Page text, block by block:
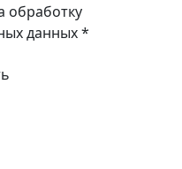
обработку
данных *